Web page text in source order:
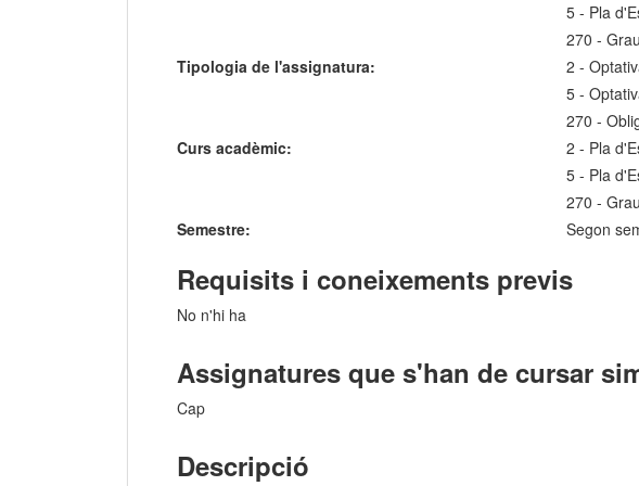
5 - Pla
270 -
Tipologia de l'assignatura:
2 -
5 -
270 -
Curs acadèmic:
2 - Pla
5 - Pla
270 -
Semestre:
Segon
Requisits i coneixements previs
No n'hi ha
Assignatures que s'han de cursar
Cap
Descripció